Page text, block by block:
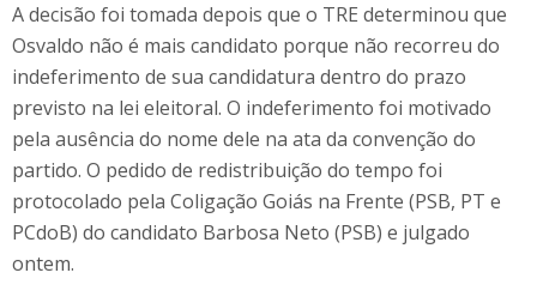
A decisão foi tomada depois que o TRE determinou que
Osvaldo não é mais candidato porque não recorreu do
indeferimento de sua candidatura dentro do prazo
previsto na lei eleitoral. O indeferimento foi motivado
pela ausência do nome dele na ata da convenção do
partido. O pedido de redistribuição do tempo foi
protocolado pela Coligação Goiás na Frente (PSB, PT e
PCdoB) do candidato Barbosa Neto (PSB) e julgado
ontem.